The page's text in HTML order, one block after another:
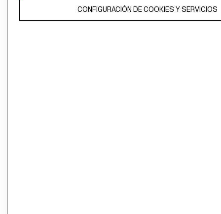
El contenido de esta página web está protegido por copyright y es
propiedad de H&M Hennes & Mauritz AB.CONFIGURACIÓN DE COOKIES Y SERVICIOS